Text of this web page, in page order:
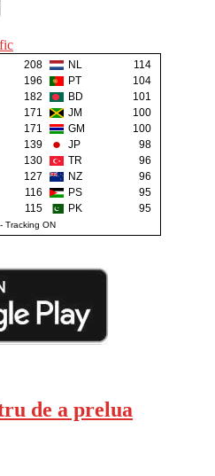
208 NL
114
196 PT
104
182 BD
101
171 JM
100
171 GM
100
139 JP
98
130 TR
96
127 NZ
96
116 PS
95
115 PK 95
- Tracking ON
de a prelua